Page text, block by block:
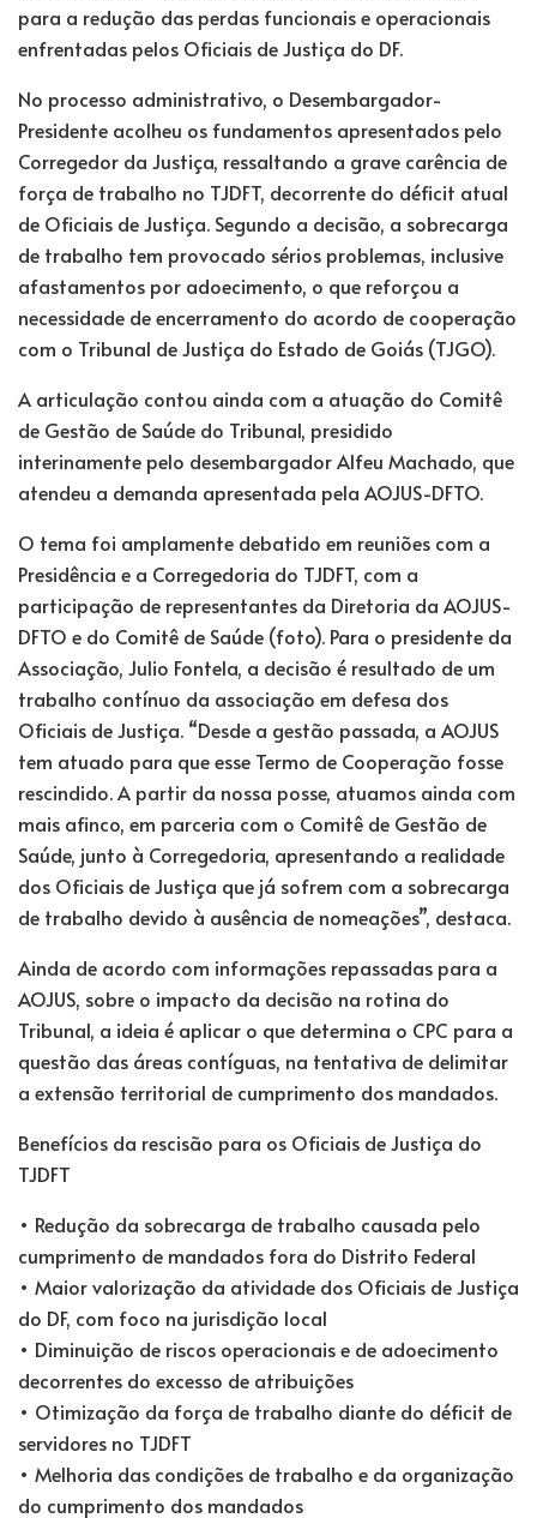
para a redução das perdas funcionais e operacionais
enfrentadas pelos Oficiais de Justiça do DF.
No processo administrativo, o Desembargador-
Presidente acolheu os fundamentos apresentados pelo
Corregedor da Justiça, ressaltando a grave carência de
força de trabalho no TJDFT, decorrente do déficit atual
de Oficiais de Justiça. Segundo a decisão, a sobrecarga
de trabalho tem provocado sérios problemas, inclusive
afastamentos por adoecimento, o que reforçou a
necessidade de encerramento do acordo de cooperação
com o Tribunal de Justiça do Estado de Goiás (TJGO).
A articulação contou ainda com a atuação do Comitê
de Gestão de Saúde do Tribunal, presidido
interinamente pelo desembargador Alfeu Machado, que
atendeu a demanda apresentada pela AOJUS-DFTO.
O tema foi amplamente debatido em reuniões com a
Presidência e a Corregedoria do TJDFT, com a
participação de representantes da Diretoria da AOJUS-
DFTO e do Comitê de Saúde (foto). Para o presidente da
Associação, Julio Fontela, a decisão é resultado de um
trabalho contínuo da associação em defesa dos
Oficiais de Justiça. “Desde a gestão passada, a AOJUS
tem atuado para que esse Termo de Cooperação fosse
rescindido. A partir da nossa posse, atuamos ainda com
mais afinco, em parceria com o Comitê de Gestão de
Saúde, junto à Corregedoria, apresentando a realidade
dos Oficiais de Justiça que já sofrem com a sobrecarga
de trabalho devido à ausência de nomeações”, destaca.
Ainda de acordo com informações repassadas para a
AOJUS, sobre o impacto da decisão na rotina do
Tribunal, a ideia é aplicar o que determina o CPC para a
questão das áreas contíguas, na tentativa de delimitar
a extensão territorial de cumprimento dos mandados.
Benefícios da rescisão para os Oficiais de Justiça do
TJDFT
• Redução da sobrecarga de trabalho causada pelo
cumprimento de mandados fora do Distrito Federal
• Maior valorização da atividade dos Oficiais de Justiça
do DF, com foco na jurisdição local
• Diminuição de riscos operacionais e de adoecimento
decorrentes do excesso de atribuições
• Otimização da força de trabalho diante do déficit de
servidores no TJDFT
• Melhoria das condições de trabalho e da organização
do cumprimento dos mandados